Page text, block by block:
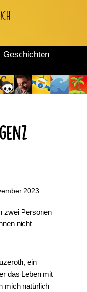
Geschichten
2023
zwei Personen
nicht
ein
das Leben mit
mich natürlich